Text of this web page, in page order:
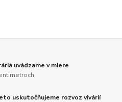
uvádzame v miere
uskutočňujeme rozvoz vivárií